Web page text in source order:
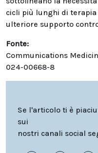
cicli più lunghi di
ulteriore supporto
Fonte:
Communications
024-00668-8
Se l'articolo ti è
sui
nostri canali social